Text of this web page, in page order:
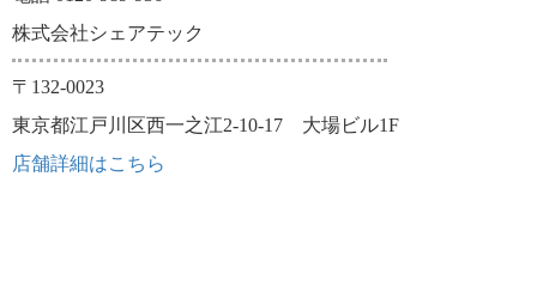
株式会社シェアテック
〒132-0023
東京都江戸川区西一之江2-10-17 大場ビル1F
店舗詳細はこちら